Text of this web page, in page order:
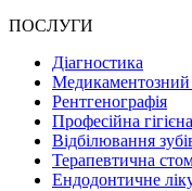
ПОСЛУГИ
Діагностика
Медикаментозний
Рентгенографія
Професійна
Відбілювання
Терапевтична
Ендодонтичне